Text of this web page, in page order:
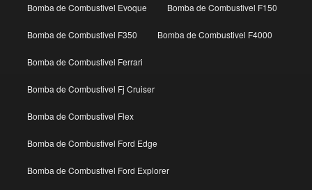
Bomba de Combustivel Evoque Bomba de Combustivel F150
Bomba de Combustivel F350 Bomba de Combustivel F4000
Bomba de Combustivel Ferrari
Bomba de Combustivel Fj Cruiser
Bomba de Combustivel Flex
Bomba de Combustivel Ford Edge
Bomba de Combustivel Ford Explorer